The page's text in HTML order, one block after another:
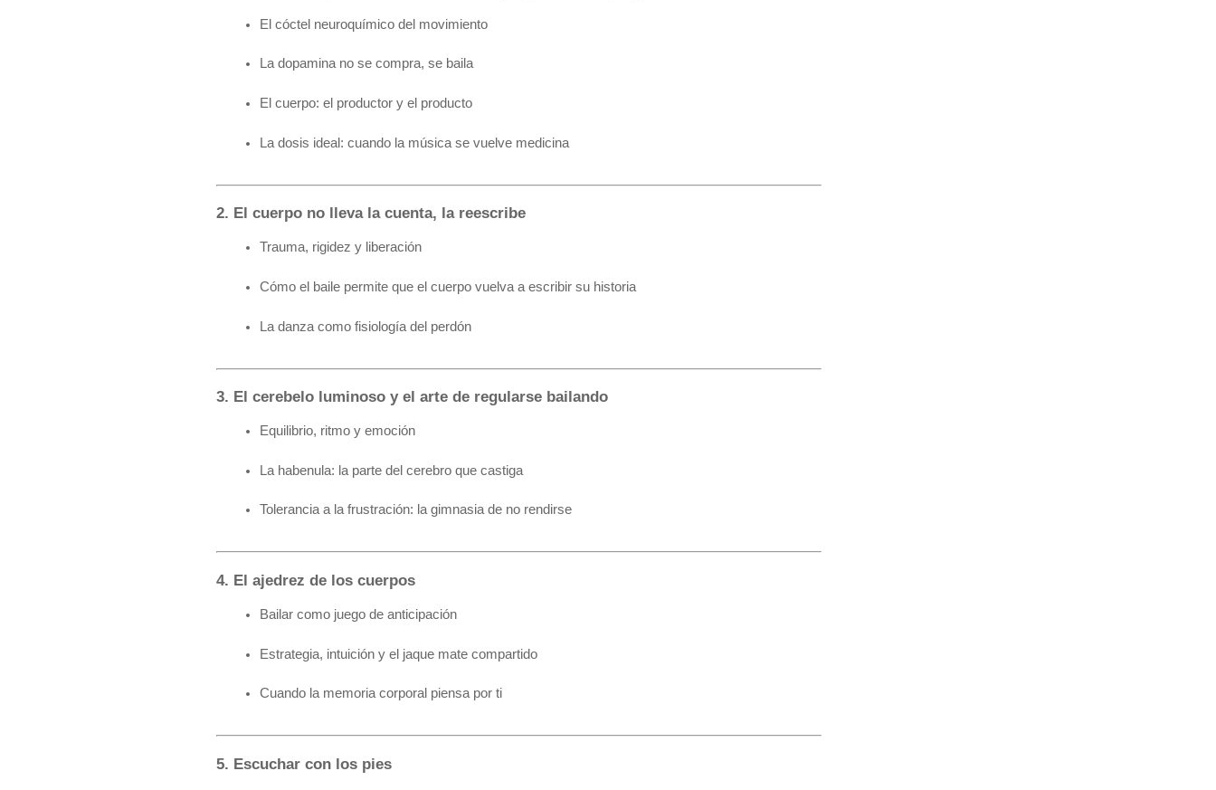
El cóctel neuroquímico del movimiento
La dopamina no se compra, se baila
El cuerpo: el productor y el producto
La dosis ideal: cuando la música se vuelve medicina
2. El cuerpo no lleva la cuenta, la reescribe
Trauma, rigidez y liberación
Cómo el baile permite que el cuerpo vuelva a escribir su historia
La danza como fisiología del perdón
3. El cerebelo luminoso y el arte de regularse bailando
Equilibrio, ritmo y emoción
La habenula: la parte del cerebro que castiga
Tolerancia a la frustración: la gimnasia de no rendirse
4. El ajedrez de los cuerpos
Bailar como juego de anticipación
Estrategia, intuición y el jaque mate compartido
Cuando la memoria corporal piensa por ti
5. Escuchar con los pies